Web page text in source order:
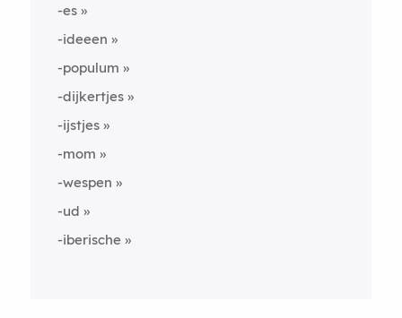
-es
-ideeen
-populum
-dijkertjes
-ijstjes
-mom
-wespen
-ud
-iberische